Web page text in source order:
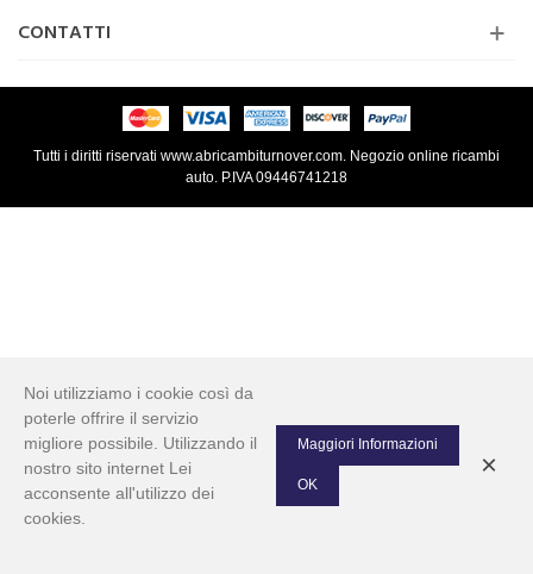
CONTATTI
Tutti i diritti riservati www.abricambiturnover.com. Negozio online ricambi
auto. P.IVA 09446741218
Noi utilizziamo i cookie così da
poterle offrire il servizio
migliore possibile. Utilizzando il
nostro sito internet Lei
acconsente all'utilizzo dei
cookies.
Maggiori Informazioni
OK
×